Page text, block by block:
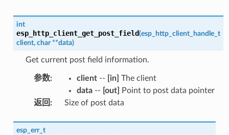
int
esp_http_client_get_post_field(esp_http_client_handle_t
client, char **data)
Get current post field information.
参数: client-- [in] The client
data-- [out]
Point to post data pointer
返回 : Size of post data
esp_err_t